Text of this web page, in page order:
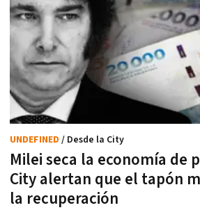
Milei seca la economía de
City alertan que el tapón
la recuperación
UNDEFINED / Desde la City